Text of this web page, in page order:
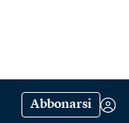
Abbonarsi